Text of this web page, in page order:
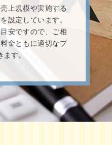
上規模や実施する
設定しています。
安ですので、ご相
金ともに適切なプ
ます。